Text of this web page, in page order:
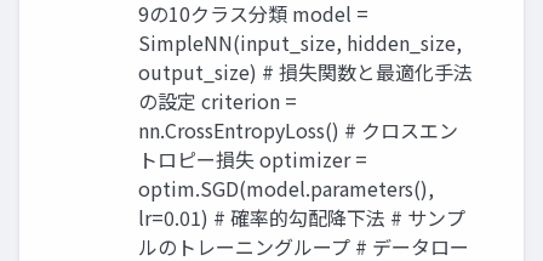
9の10クラス分類 model =
SimpleNN(input_size, hidden_size,
output_size) # 損失関数と最適化手法
の設定 criterion =
nn.CrossEntropyLoss() # クロスエン
トロピー損失 optimizer =
optim.SGD(model.parameters(),
lr=0.01) # 確率的勾配降下法 # サンプ
ルのトレーニングループ # データロー